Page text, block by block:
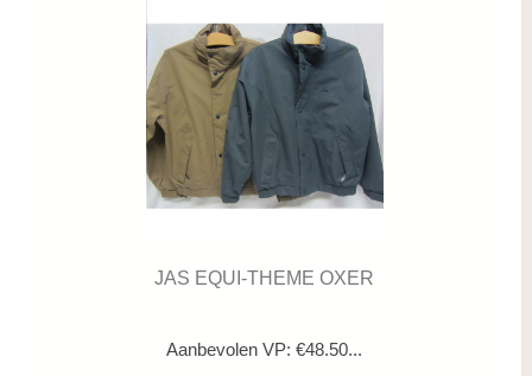
JAS EQUI-THEME OXER
Aanbevolen VP: €48.50...